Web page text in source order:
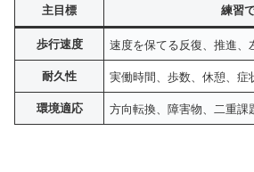
主目標 練習
歩行速度 速度を保てる反復、推進、
耐久性 実働時間、歩数、休憩、症
環境適応 方向転換、障害物、二重課